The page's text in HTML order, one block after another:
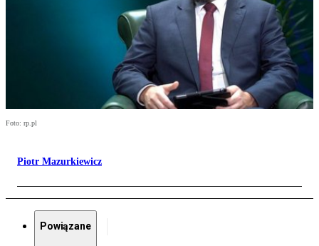
Foto: rp.pl
Piotr Mazurkiewicz
Powiązane